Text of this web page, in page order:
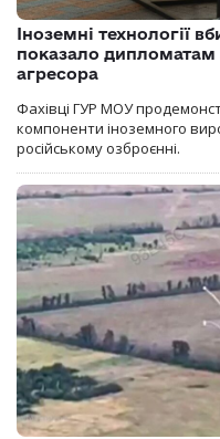
Іноземні технології
показало дипломатам
агресора
Фахівці ГУР МОУ
компоненти іноземного
російському озброєнні.